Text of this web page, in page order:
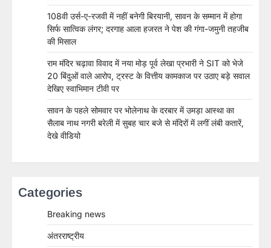
108वी उर्स-ए-रजवी में नहीं बनेगी बिरयानी, सावन के सम्मान में होगा
सिर्फ सात्विक लंगर; दरगाह आला हजरत ने पेश की गंगा-जमुनी तहजीब
की मिसाल
राम मंदिर चढ़ावा विवाद में नया मोड़ पूर्व लेखा प्रभारी ने SIT को भेजे
20 बिंदुओं वाले आरोप, ट्रस्ट के वित्तीय कामकाज पर उठाए बड़े सवाल
देखिए स्वाभिमान टीवी पर
सावन के पहले सोमवार पर भोलेनाथ के दरबार में उमड़ा आस्था का
सैलाब नाथ नगरी बरेली में सुबह चार बजे से मंदिरों में लगीं लंबी कतारें,
देखे वीडियो
Categories
Breaking news
अंतरराष्ट्रीय